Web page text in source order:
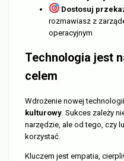
Dostosuj
rozmawiasz z
operacyjnym
Technologia jest
celem
Wdrożenie nowej
kulturowy . Sukces zależy
narzędzie, ale od tego, czy
korzystać.
Kluczem jest empatia,